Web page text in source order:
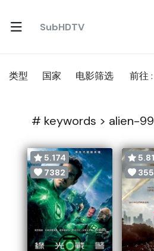
SubHDTV
类型 国家 电影筛选 前往 :
# keywords > alien-
5.174
7382
5.81